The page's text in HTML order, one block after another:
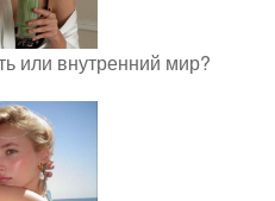
или внутренний мир?